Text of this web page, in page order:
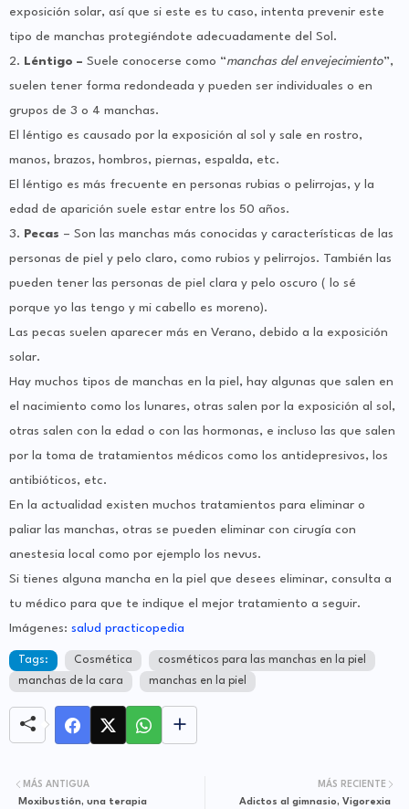
exposición solar, así que si este es tu caso, intenta prevenir este
tipo de manchas protegiéndote adecuadamente del Sol.
2. Léntigo – Suele conocerse como “manchas del envejecimiento”,
suelen tener forma redondeada y pueden ser individuales o en
grupos de 3 o 4 manchas.
El léntigo es causado por la exposición al sol y sale en rostro,
manos, brazos, hombros, piernas, espalda, etc.
El léntigo es más frecuente en personas rubias o pelirrojas, y la
edad de aparición suele estar entre los 50 años.
3. Pecas – Son las manchas más conocidas y características de las
personas de piel y pelo claro, como rubios y pelirrojos. También las
pueden tener las personas de piel clara y pelo oscuro ( lo sé
porque yo las tengo y mi cabello es moreno).
Las pecas suelen aparecer más en Verano, debido a la exposición
solar.
Hay muchos tipos de manchas en la piel, hay algunas que salen en
el nacimiento como los lunares, otras salen por la exposición al sol,
otras salen con la edad o con las hormonas, e incluso las que salen
por la toma de tratamientos médicos como los antidepresivos, los
antibióticos, etc.
En la actualidad existen muchos tratamientos para eliminar o
paliar las manchas, otras se pueden eliminar con cirugía con
anestesia local como por ejemplo los nevus.
Si tienes alguna mancha en la piel que desees eliminar, consulta a
tu médico para que te indique el mejor tratamiento a seguir.
Imágenes: salud practicopedia
Tags: Cosmética
cosméticos para las manchas en la piel
manchas de la cara
manchas en la piel
MÁS RECIENTE
Adictos al gimnasio, Vigorexia
MÁS ANTIGUA
Moxibustión, una terapia